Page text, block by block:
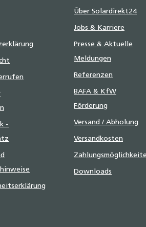
-
Über Solardirekt24
Jobs & Karriere
Presse & Aktuelle
Meldungen
Referenzen
BAFA & KfW
Förderung
Versand / Abholung
Versandkosten
Downloads